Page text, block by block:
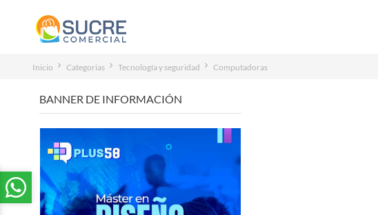
Inicio Categorias Tecnología y seguridad Computadoras
BANNER DE INFORMACIÓN